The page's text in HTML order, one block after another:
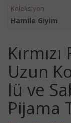
Koleksiyon
Hamile Giyim
Uzun
lü ve
Pijama